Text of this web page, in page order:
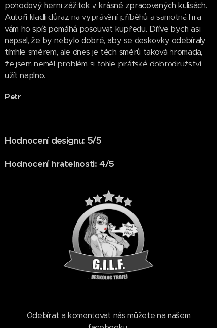
pohodový herní zážitek v krásně zpracovaných kulisách.
Autoři kladli důraz na vyprávění příběhů a samotná hra
vám ho spíš pomáhá posouvat kupředu. Dříve bych asi
napsal, že by nebylo dobré, aby se deskovky odebíraly
tímhle směrem, ale dnes je těch směrů taková hromada,
že jsem neměl problém si tohle pirátské dobrodružství
užít naplno.
Petr
Hodnocení designu: 5/5
Hodnocení hratelnosti: 4/5
Odebírat a komentovat nás můžete na našem